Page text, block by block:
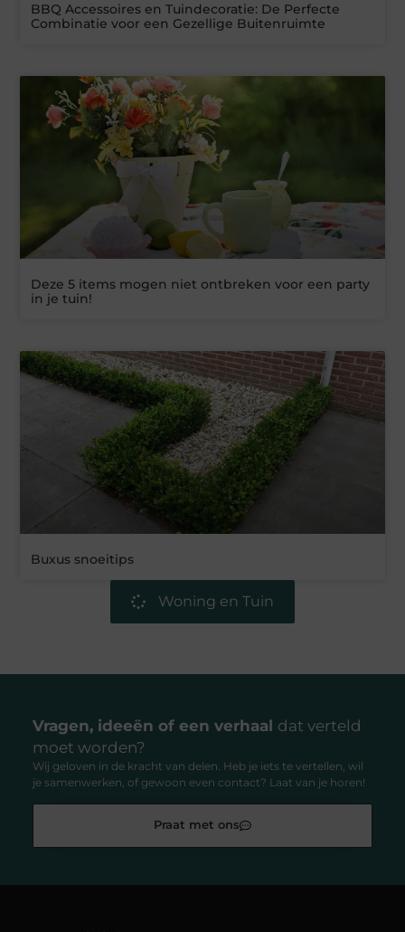
BBQ Accessoires en Tuindecoratie: De Perfecte
Combinatie voor een Gezellige Buitenruimte
Deze 5 items mogen niet ontbreken voor een party
in je tuin!
Buxus snoeitips
Woning en Tuin
Vragen, ideeën of een verhaal dat verteld
moet worden?
Wij geloven in de kracht van delen. Heb je iets te vertellen, wil
je samenwerken, of gewoon even contact? Laat van je horen!
Praat met ons